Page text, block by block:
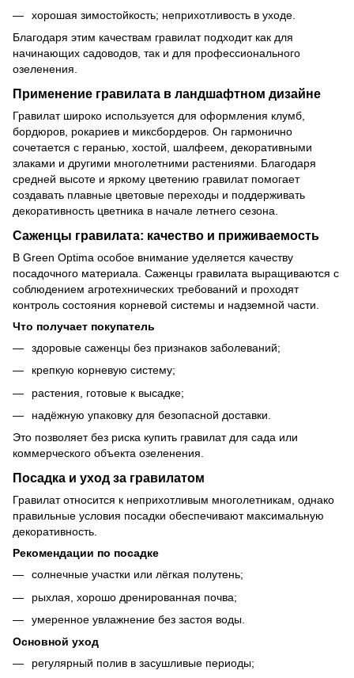
хорошая зимостойкость; неприхотливость в уходе.
Благодаря этим качествам гравилат подходит как для
начинающих садоводов, так и для профессионального
озеленения.
Применение гравилата в ландшафтном дизайне
Гравилат широко используется для оформления клумб,
бордюров, рокариев и миксбордеров. Он гармонично
сочетается с геранью, хостой, шалфеем, декоративными
злаками и другими многолетними растениями. Благодаря
средней высоте и яркому цветению гравилат помогает
создавать плавные цветовые переходы и поддерживать
декоративность цветника в начале летнего сезона.
Саженцы гравилата: качество и приживаемость
В Green Optima особое внимание уделяется качеству
посадочного материала. Саженцы гравилата выращиваются с
соблюдением агротехнических требований и проходят
контроль состояния корневой системы и надземной части.
Что получает покупатель
здоровые саженцы без признаков заболеваний;
крепкую корневую систему;
растения, готовые к высадке;
надёжную упаковку для безопасной доставки.
Это позволяет без риска купить гравилат для сада или
коммерческого объекта озеленения.
Посадка и уход за гравилатом
Гравилат относится к неприхотливым многолетникам, однако
правильные условия посадки обеспечивают максимальную
декоративность.
Рекомендации по посадке
солнечные участки или лёгкая полутень;
рыхлая, хорошо дренированная почва;
умеренное увлажнение без застоя воды.
Основной уход
регулярный полив в засушливые периоды;